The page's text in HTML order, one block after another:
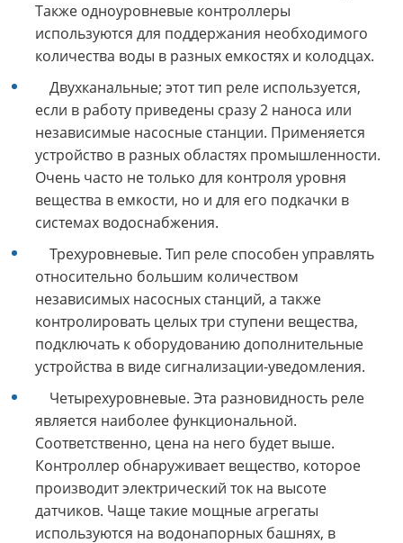
Также одноуровневые контроллеры
используются для поддержания необходимого
количества воды в разных емкостях и колодцах.
Двухканальные; этот тип реле используется,
если в работу приведены сразу 2 наноса или
независимые насосные станции. Применяется
устройство в разных областях промышленности.
Очень часто не только для контроля уровня
вещества в емкости, но и для его подкачки в
системах водоснабжения.
Трехуровневые. Тип реле способен управлять
относительно большим количеством
независимых насосных станций, а также
контролировать целых три ступени вещества,
подключать к оборудованию дополнительные
устройства в виде сигнализации-уведомления.
Четырехуровневые. Эта разновидность реле
является наиболее функциональной.
Соответственно, цена на него будет выше.
Контроллер обнаруживает вещество, которое
производит электрический ток на высоте
датчиков. Чаще такие мощные агрегаты
используются на водонапорных башнях, в